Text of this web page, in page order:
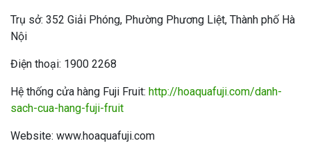
Trụ sở: 352 Giải Phóng, Phường Phương Liệt, Thành phố Hà
Nội
Điện thoại: 1900 2268
Hệ thống cửa hàng Fuji Fruit: http://hoaquafuji.com/danh-
sach-cua-hang-fuji-fruit
Website: www.hoaquafuji.com